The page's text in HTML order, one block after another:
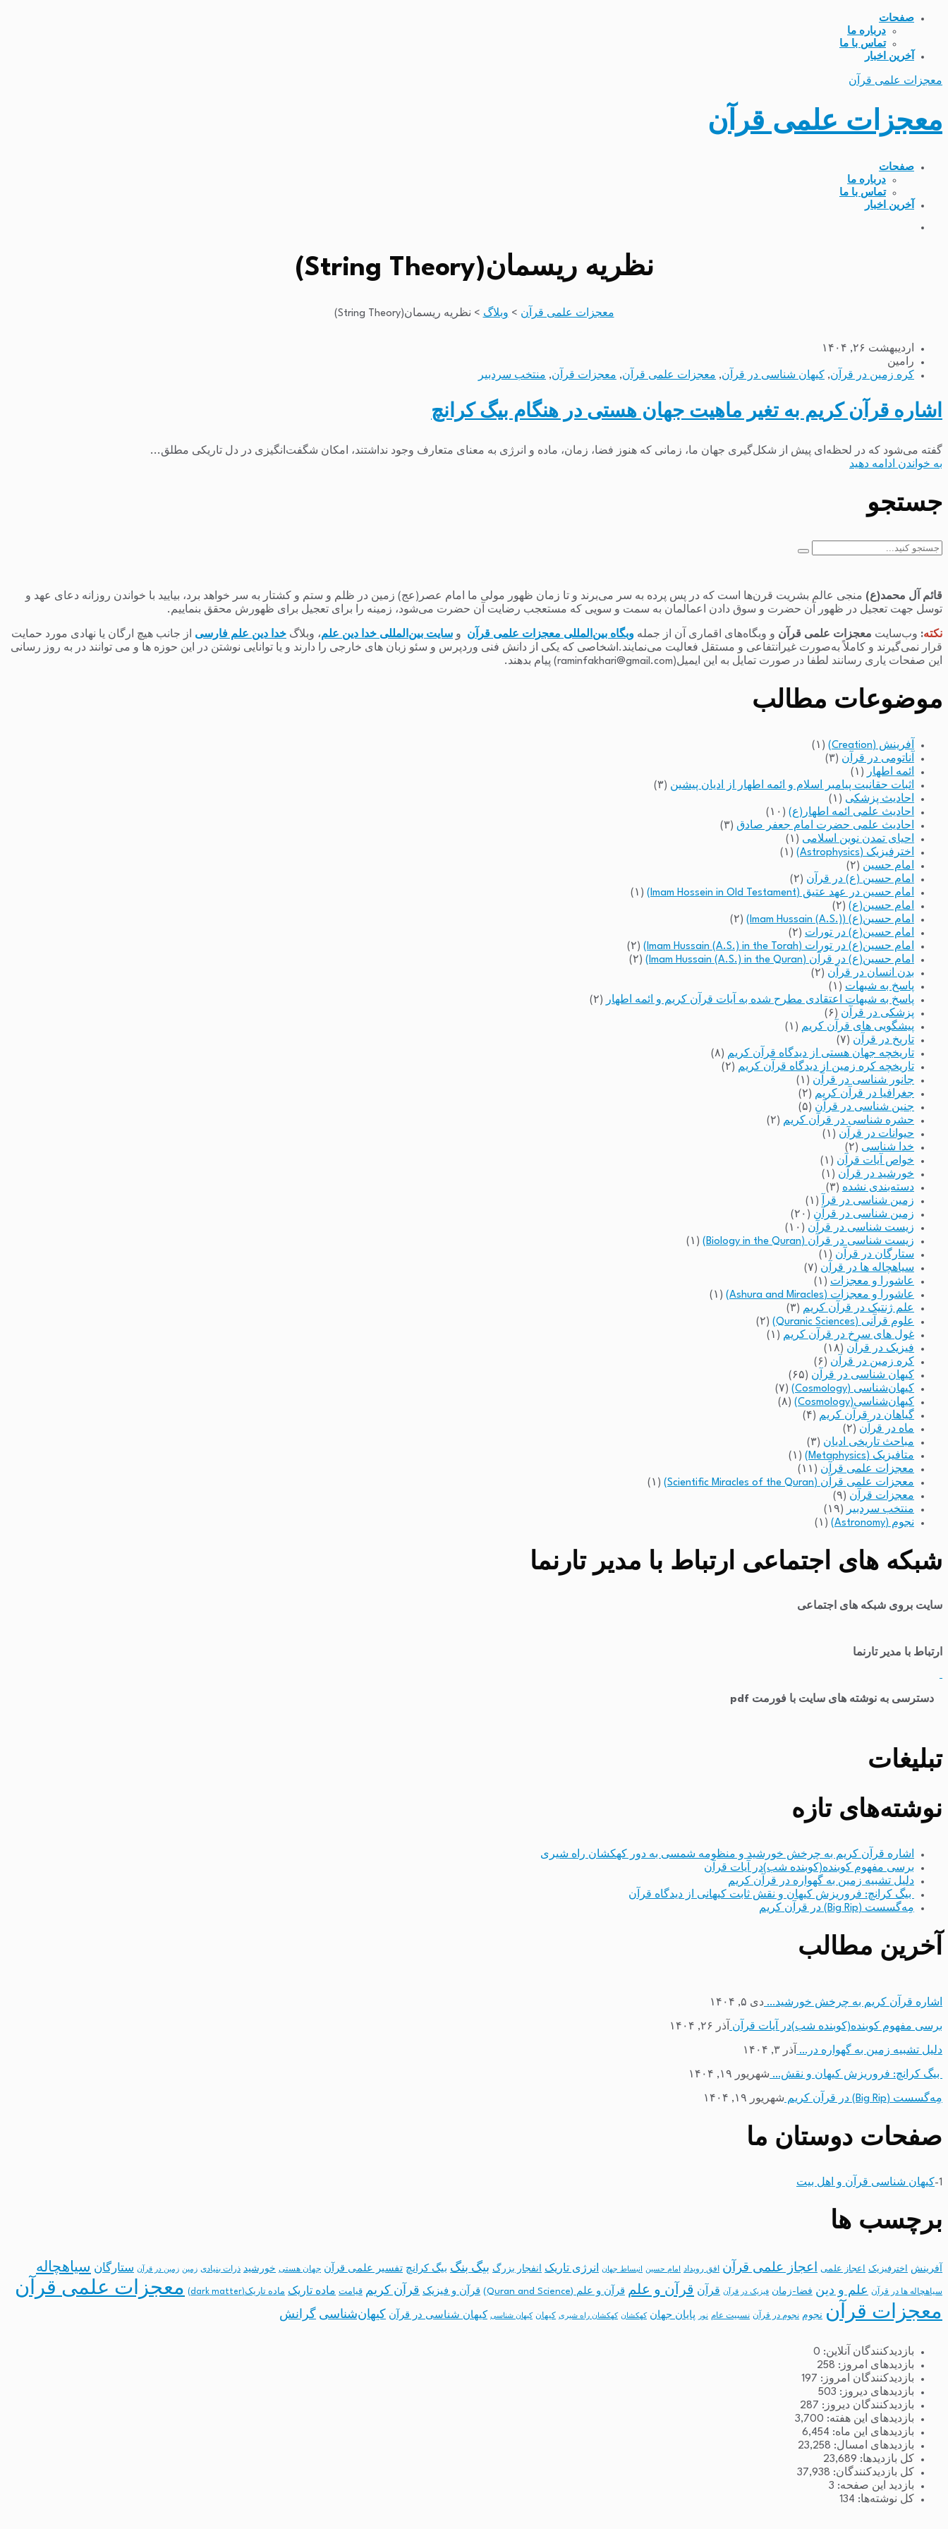
صفحات
درباره ما
تماس با ما
آخرین اخبار
معجزات علمی قرآن
معجزات علمی قرآن
صفحات
درباره ما
تماس با ما
آخرین اخبار
نظریه ریسمان(String Theory)
معجزات علمی قرآن > وبلاگ > نظریه ریسمان(String Theory)
اردیبهشت ۲۶, ۱۴۰۴
رامین
کره زمین در قرآن, کیهان شناسی در قرآن, معجزات علمی قرآن, معجزات قرآن, منتخب سردبیر
اشاره قرآن کریم به تغیر ماهیت جهان هستی در هنگام بیگ کرانچ
گفته می‌شود که در لحظه‌ای پیش از شکل‌گیری جهان ما، زمانی که هنوز فضا، زمان، ماده و انرژی به معنای متعارف وجود نداشتند، امکان شگفت‌انگیزی در دل تاریکی مطلق...
به خواندن ادامه دهید
جستجو
جستجو
قائم آل محمد(ع) منجی عالم بشریت قرن‌ها است که در پس پرده به سر می‌برند و تا زمان ظهور مولی ما امام عصر(عج) زمین در ظلم و ستم و کشتار به سر خواهد برد، بیایید با خواندن روزانه دعای عهد و
توسل جهت تعجیل در ظهور آن حضرت و سوق دادن اعمالمان به سمت و سویی که مستعجب رضایت آن حضرت می‌شود، زمینه را برای تعجیل برای ظهورش محقق بنماییم.
نکته: وب‌سایت معجزات علمی قرآن و وبگاه‌های اقماری آن از جمله وبگاه بین‌المللی معجزات علمی قرآن و سایت بین‌المللی خدا دین علم، وبلاگ خدا دین علم فارسی از جانب هیچ ارگان یا نهادی مورد حمایت
قرار نمی‌گیرند و کاملاً به‌صورت غیرانتفاعی و مستقل فعالیت می‌نمایند.اشخاصی که یکی از دانش فنی وردپرس و سئو زبان های خارجی را دارند و یا توانایی نوشتن در این حوزه ها و می توانند در به روز رسانی
این صفحات یاری رسانند لطفا در صورت تمایل به این ایمیل(raminfakhari@gmail.com) پیام بدهند.
موضوعات مطالب
آفرینش (Creation)
(۱)
آناتومی در قرآن (۳)
ائمه اطهار
(۱)
اثبات حقانیت پیامبر اسلام و ائمه اطهار از ادیان پیشین (۳)
احادیث پزشکی (۱)
احادیث علمی ائمه اطهار(ع) (۱۰)
احادیث علمی حضرت امام جعفر صادق (۳)
احیای تمدن نوین اسلامی (۱)
اخترفیزیک (Astrophysics)
(۱)
امام حسین (۲)
امام حسین (ع) در قرآن (۲)
امام حسین در عهد عتیق (Imam Hossein in Old Testament)
(۱)
امام حسین(ع) (۲)
امام حسین(ع) (Imam Hussain (A.S.))
(۲)
امام حسین(ع) در تورات (۲)
امام حسین(ع) در تورات (Imam Hussain (A.S.) in the Torah)
(۲)
امام حسین(ع) در قرآن (Imam Hussain (A.S.) in the Quran)
(۲)
بدن انسان در قرآن (۲)
پاسخ به شبهات (۱)
پاسخ به شبهات اعتقادی مطرح شده به آیات قرآن کریم و ائمه اطهار
(۲)
پزشکی در قرآن (۶)
پیشگویی های قرآن کریم (۱)
تاریخ در قرآن (۷)
تاریخچه جهان هستی از دیدگاه قرآن کریم (۸)
تاریخچه کره زمین از دیدگاه قرآن کریم (۲)
جانور شناسی در قرآن (۱)
جغرافیا در قرآن کریم (۲)
جنین شناسی در قرآن (۵)
حشره شناسی در قرآن کریم (۲)
حیوانات در قرآن (۱)
خدا شناسی (۲)
خواص آیات قرآن (۱)
خورشید در قرآن (۱)
دسته‌بندی نشده (۳)
زمین شناسی در قرآ
(۱)
زمین شناسی در قرآن (۲۰)
زیست شناسی در قرآن (۱۰)
زیست شناسی در قرآن (Biology in the Quran)
(۱)
ستارگان در قرآن (۱)
سیاهچاله ها در قرآن (۷)
عاشورا و معجزات (۱)
عاشورا و معجزات (Ashura and Miracles)
(۱)
علم ژنتیک در قرآن کریم (۳)
علوم قرآنی (Quranic Sciences)
(۲)
غول های سرخ در قرآن کریم (۱)
فیزیک در قرآن (۱۸)
کره زمین در قرآن (۶)
کیهان شناسی در قرآن (۶۵)
کیهان‌شناسی (Cosmology)
(۷)
کیهان‌شناسی(Cosmology)
(۸)
گیاهان در قرآن کریم (۴)
ماه در قرآن (۲)
مباحث تاریخی ادیان (۳)
متافیزیک (Metaphysics)
(۱)
معجزات علمی قرآن (۱۱)
معجزات علمی قرآن (Scientific Miracles of the Quran)
(۱)
معجزات قرآن (۹)
منتخب سردبیر
(۱۹)
نجوم (Astronomy)
(۱)
شبکه های اجتماعی ارتباط با مدیر تارنما
سایت بروی شبکه های اجتماعی
ارتباط با مدیر تارنما
دسترسی به نوشته های سایت با فورمت pdf
تبلیغات
نوشته‌های تازه
اشاره قرآن کریم به چرخش خورشید و منظومه شمسی به دور کهکشان راه شیری
برسی مفهوم کوبنده(کوبنده شب)در آیات قرآن
دلیل تشبیه زمین به گهواره در قرآن کریم
بیگ کرانچ: فروریزش کیهان و نقش ثابت کیهانی از دیدگاه قرآن
مِه‌گسست (Big Rip) در قرآن کریم
آخرین مطالب
اشاره قرآن کریم به چرخش خورشید… دی ۵, ۱۴۰۴
برسی مفهوم کوبنده(کوبنده شب)در آیات قرآن آذر ۲۶, ۱۴۰۴
دلیل تشبیه زمین به گهواره در… آذر ۳, ۱۴۰۴
بیگ کرانچ: فروریزش کیهان و نقش… شهریور ۱۹, ۱۴۰۴
مِه‌گسست (Big Rip) در قرآن کریم شهریور ۱۹, ۱۴۰۴
صفحات دوستان ما
1- کیهان شناسی قرآن و اهل بیت
برچسب ها
آفرینش اخترفیزیک اعجاز علمی اعجاز علمی قرآن افق رویداد امام حسین انبساط جهان انرژی تاریک انفجار بزرگ بیگ بنگ بیگ کرانچ تفسیر علمی قرآن جهان هستی خورشید ذرات بنیادی زمین زمین در قرآن ستارگان سیاهچاله
سیاهچاله ها در قرآن علم و دین فضا-زمان فیزیک در قرآن قرآن قرآن و علم قرآن و علم (Quran and Science) قرآن و فیزیک قرآن کریم قیامت ماده تاریک ماده تاریک(dark matter) معجزات علمی قرآن
معجزات قرآن نجوم نجوم در قرآن نسبیت عام نور پایان جهان کهکشان کهکشان راه شیری کیهان کیهان شناسی کیهان شناسی در قرآن کیهان‌شناسی گرانش
بازدیدکنندگان آنلاین: 0
بازدیدهای امروز: 258
بازدیدکنندگان امروز: 197
بازدیدهای دیروز: 503
بازدیدکنندگان دیروز: 287
بازدیدهای این هفته: 3,700
بازدیدهای این ماه: 6,454
بازدیدهای امسال: 23,258
کل بازدیدها: 23,689
کل بازدیدکنند‌گان: 37,938
بازدید این صفحه: 3
کل نوشته‌ها: 134